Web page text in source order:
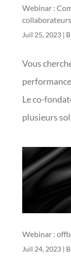
Webinar :
collaborateurs
Juil 25, 2023|
Vous
Le co-
plusieurs
Webinar :
Juil 24, 2023|